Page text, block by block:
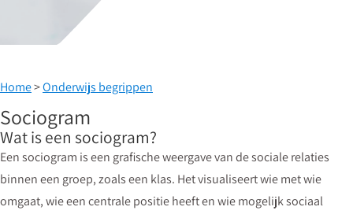
Home>Onderwijs begrippen
Sociogram
Wat is een sociogram?
Een sociogram is een grafische weergave van de sociale relaties
binnen een groep, zoals een klas. Het visualiseert wie met wie
omgaat, wie een centrale positie heeft en wie mogelijk sociaal